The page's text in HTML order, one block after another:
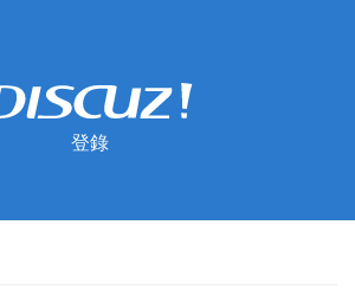
登錄